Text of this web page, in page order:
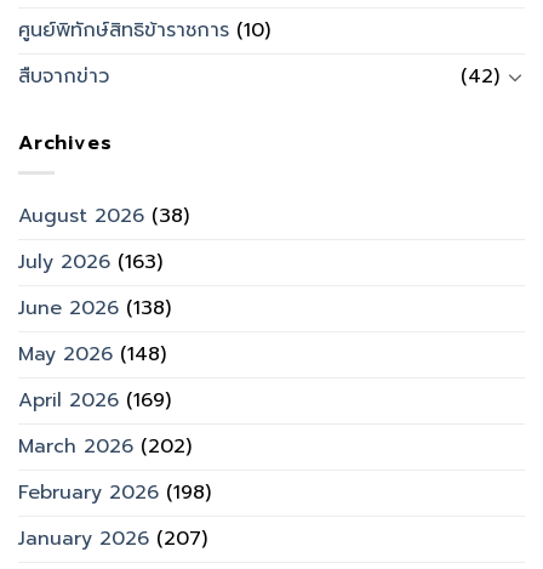
ศูนย์พิทักษ์สิทธิข้าราชการ (10)
สืบจากข่าว
(42)
Archives
August 2026 (38)
July 2026 (163)
June 2026 (138)
May 2026 (148)
April 2026 (169)
March 2026 (202)
February 2026 (198)
January 2026 (207)